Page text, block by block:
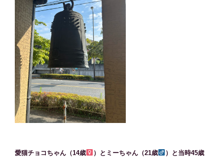
愛猫チョコちゃん（14歳 ）とミーちゃん（21歳 ）と当時45歳